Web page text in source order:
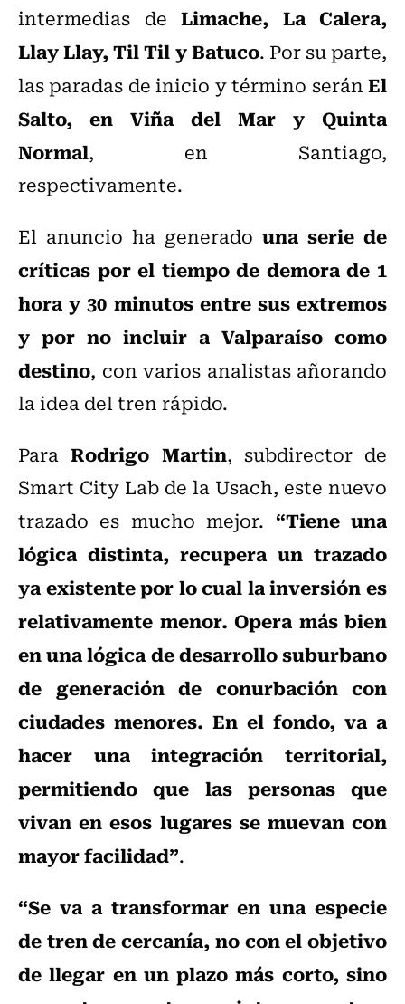
intermedias de Limache, La Calera,
Llay Llay, Til Til y Batuco. Por su parte,
las paradas de inicio y término seránEl
Salto, en Viña del Mar y Quinta
Normal, en Santiago,
respectivamente.
El anuncio ha generado una serie de
críticas por el tiempo de demora de 1
hora y 30 minutos entre sus extremos
y por no incluir a Valparaíso como
destino, con varios analistas añorando
la idea del tren rápido.
ParaRodrigo Martin, subdirector de
Smart City Lab de la Usach, este nuevo
trazado es mucho mejor. “Tiene una
lógica distinta, recupera un trazado
ya existente por lo cual la inversión es
relativamente menor. Opera más bien
en una lógica de desarrollo suburbano
de generación de conurbación con
ciudades menores. En el fondo, va a
hacer una integración territorial,
permitiendo que las personas que
vivan en esos lugares se muevan con
mayor facilidad”.
“Se va a transformar en una especie
de tren de cercanía, no con el objetivo
de llegar en un plazo más corto, sino